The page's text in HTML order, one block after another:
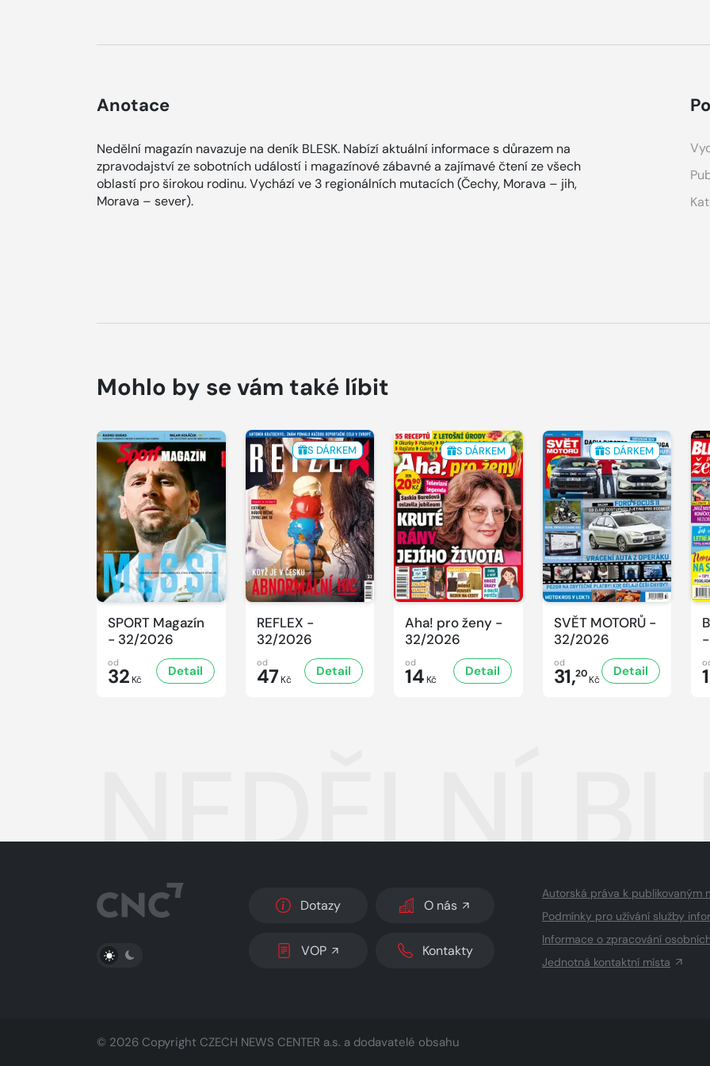
Anotace
Nedělní magazín navazuje na deník BLESK. Nabízí aktuální informace s důrazem na
zpravodajství ze sobotních událostí i magazínové zábavné a zajímavé čtení ze všech
oblastí pro širokou rodinu. Vychází ve 3 regionálních mutacích (Čechy, Morava – jih,
Morava – sever).
Mohlo by se vám také líbit
SPORT Magazín
- 32/2026
od
32 Kč
Detail
S DÁRKEM
REFLEX -
32/2026
od
47 Kč
Detail
S DÁRKEM
Aha! pro ženy -
32/2026
od
14 Kč
Detail
S DÁRKEM
SVĚT MOTORŮ -
32/2026
od
31,20Kč
Detail
NEDĚLNÍ
PŘEPNOUT SVĚTLÝ/TMAVÝ REŽIM
Dotazy O nás
VOP Kontakty
Autorská práva k publikovaným
Podmínky pro užívání služby
Informace o zpracování
Jednotná kontaktní místa
© 2026 Copyright CZECH NEWS CENTER a.s. a dodavatelé obsahu